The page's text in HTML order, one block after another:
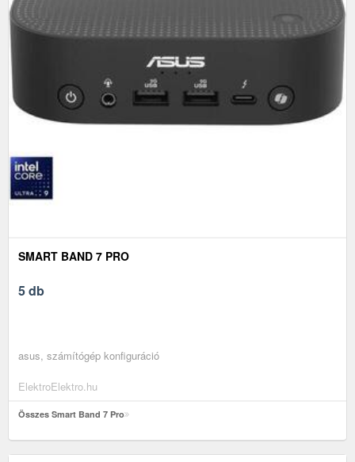
SMART BAND 7 PRO
5 db
asus, számítógép konfiguráció
ElektroElektro.hu
Összes Smart Band 7 Pro